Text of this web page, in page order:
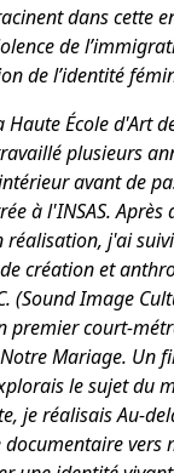
dans cette
de
de l’identité
École d'Art
plusieurs
avant de
à l'INSAS. Après
réalisation, j'ai
création et
(Sound Image
premier court-
Mariage. Un
le sujet du
je réalisais Au-
vers